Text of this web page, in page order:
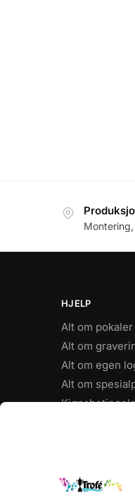
HJELP
Alt om pokaler
Alt om
Alt om egen
Alt om
Hverdager: 8–16